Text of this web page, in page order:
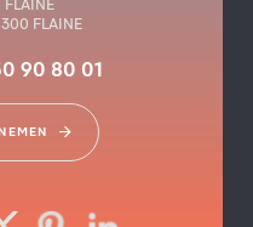
FLAINE
FLAINE
90 80 01